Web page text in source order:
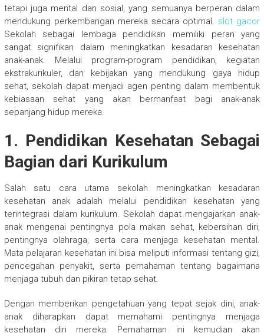
tetapi juga mental dan sosial, yang semuanya berperan dalam
mendukung perkembangan mereka secara optimal. slot gacor
Sekolah sebagai lembaga pendidikan memiliki peran yang
sangat signifikan dalam meningkatkan kesadaran kesehatan
anak-anak. Melalui program-program pendidikan, kegiatan
ekstrakurikuler, dan kebijakan yang mendukung gaya hidup
sehat, sekolah dapat menjadi agen penting dalam membentuk
kebiasaan sehat yang akan bermanfaat bagi anak-anak
sepanjang hidup mereka.
1. Pendidikan Kesehatan Sebagai
Bagian dari Kurikulum
Salah satu cara utama sekolah meningkatkan kesadaran
kesehatan anak adalah melalui pendidikan kesehatan yang
terintegrasi dalam kurikulum. Sekolah dapat mengajarkan anak-
anak mengenai pentingnya pola makan sehat, kebersihan diri,
pentingnya olahraga, serta cara menjaga kesehatan mental.
Mata pelajaran kesehatan ini bisa meliputi informasi tentang gizi,
pencegahan penyakit, serta pemahaman tentang bagaimana
menjaga tubuh dan pikiran tetap sehat.
Dengan memberikan pengetahuan yang tepat sejak dini, anak-
anak diharapkan dapat memahami pentingnya menjaga
kesehatan diri mereka. Pemahaman ini kemudian akan